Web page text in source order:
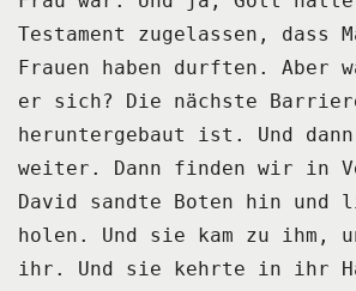
Testament zugelassen, dass
Frauen haben durften.
Aber
er sich?
Die nächste
heruntergebaut ist.
Und
weiter.
Dann finden wir in
David sandte Boten hin und
holen.
Und sie kam zu ihm,
ihr.
Und sie kehrte in ihr